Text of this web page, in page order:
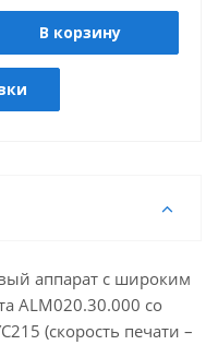
В корзину
аппарат с широким
ALM020.30.000 со
(скорость печати –